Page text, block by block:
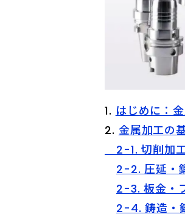
はじめに：
金属加工の
2-1. 切削加
2-2. 圧延・
2-3. 板金・
2-4. 鋳造・